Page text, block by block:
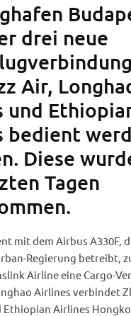
drei neue
Air,
und
bedient
Diese
Tagen
mit dem Airbus A330F,
Regierung betreibt,
Airline eine Cargo-
Airlines verbindet
Ethiopian Airlines